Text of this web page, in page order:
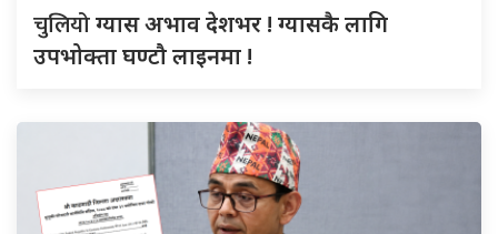
चुलियोग्यास अभाव देशभर ! ग्यासकै लागि
उपभोक्ता घण्टौ लाइनमा !